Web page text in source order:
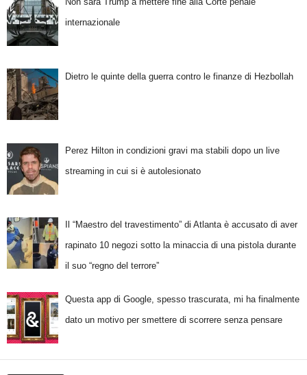
internazionale
Dietro le quinte della guerra contro le finanze di Hezbollah
Perez Hilton in condizioni gravi ma stabili dopo un live
streaming in cui si è autolesionato
Il “Maestro del travestimento” di Atlanta è accusato di aver
rapinato 10 negozi sotto la minaccia di una pistola durante
il suo “regno del terrore”
Questa app di Google, spesso trascurata, mi ha finalmente
dato un motivo per smettere di scorrere senza pensare